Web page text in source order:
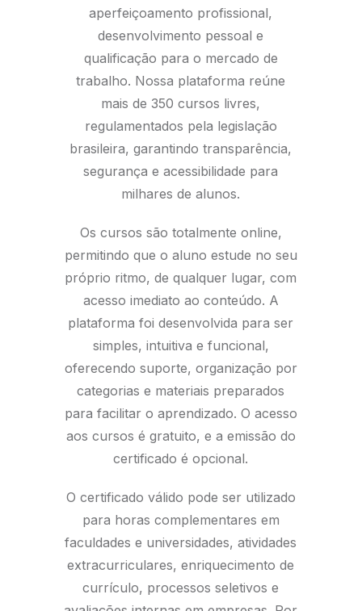
aperfeiçoamento profissional,
desenvolvimento pessoal e
qualificação para o mercado de
trabalho. Nossa plataforma reúne
mais de 350 cursos livres,
regulamentados pela legislação
brasileira, garantindo transparência,
segurança e acessibilidade para
milhares de alunos.
Os cursos são totalmente online,
permitindo que o aluno estude no seu
próprio ritmo, de qualquer lugar, com
acesso imediato ao conteúdo. A
plataforma foi desenvolvida para ser
simples, intuitiva e funcional,
oferecendo suporte, organização por
categorias e materiais preparados
para facilitar o aprendizado. O acesso
aos cursos é gratuito, e a emissão do
certificado é opcional.
O certificado válido pode ser utilizado
para horas complementares em
faculdades e universidades, atividades
extracurriculares, enriquecimento de
currículo, processos seletivos e